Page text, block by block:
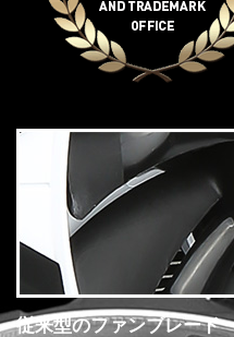
従来型のファンブレード